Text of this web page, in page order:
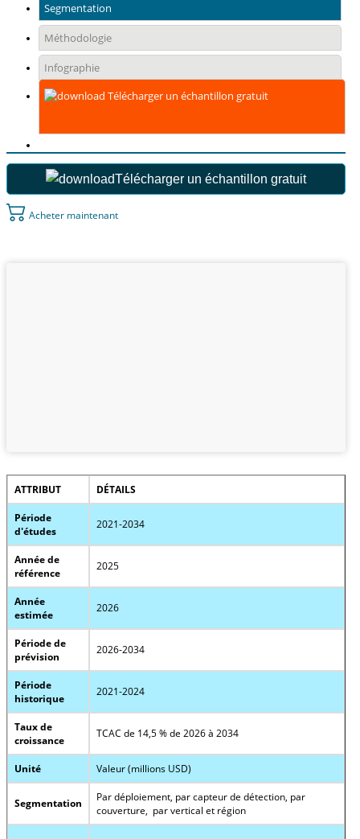
Segmentation
Méthodologie
Infographie
Télécharger un échantillon gratuit
Télécharger un échantillon gratuit
Acheter maintenant
ATTRIBUT DÉTAILS
Période
d'études
2021-2034
Année de
référence
2025
Année
estimée
2026
Période de
prévision
2026-2034
Période
historique
2021-2024
Taux de
croissance
TCAC de 14,5 % de 2026 à 2034
Unité Valeur (millions USD)
Segmentation
Par déploiement, par capteur de détection, par
couverture, par vertical et région